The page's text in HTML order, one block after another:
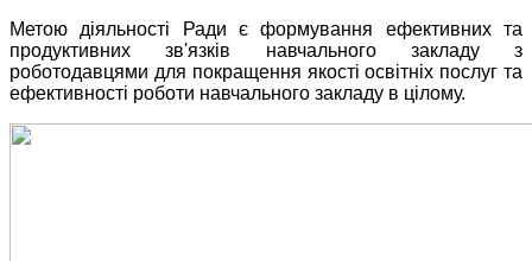
Метою діяльності Ради є формування ефективних та
продуктивних зв'язків навчального закладу з
роботодавцями для покращення якості освітніх послуг та
ефективності роботи навчального закладу в цілому.